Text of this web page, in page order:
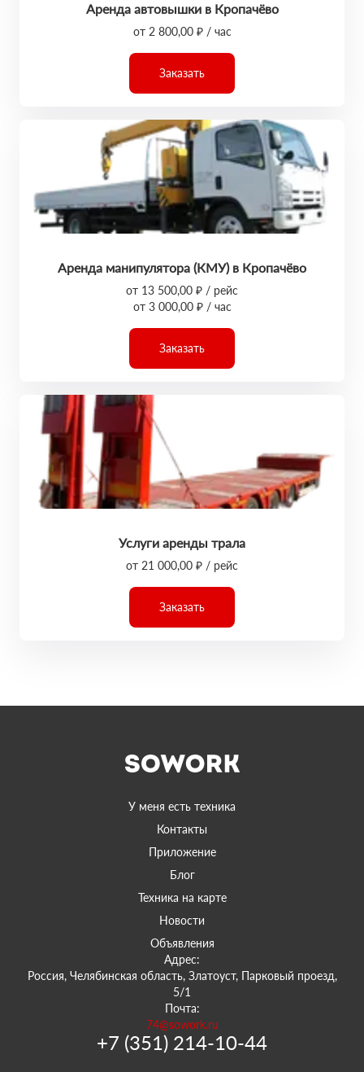
Аренда автовышки в Кропачёво
от 2 800,00 ₽ / час
Заказать
Аренда манипулятора (КМУ) в Кропачёво
от 13 500,00 ₽ / рейс
от 3 000,00 ₽ / час
Заказать
Услуги аренды трала
от 21 000,00 ₽ / рейс
Заказать
У меня есть техника
Контакты
Приложение
Блог
Техника на карте
Новости
Объявления
Адрес:
Россия, Челябинская область, Златоуст, Парковый проезд,
5/1
Почта:
74@sowork.ru
+7 (351) 214-10-44